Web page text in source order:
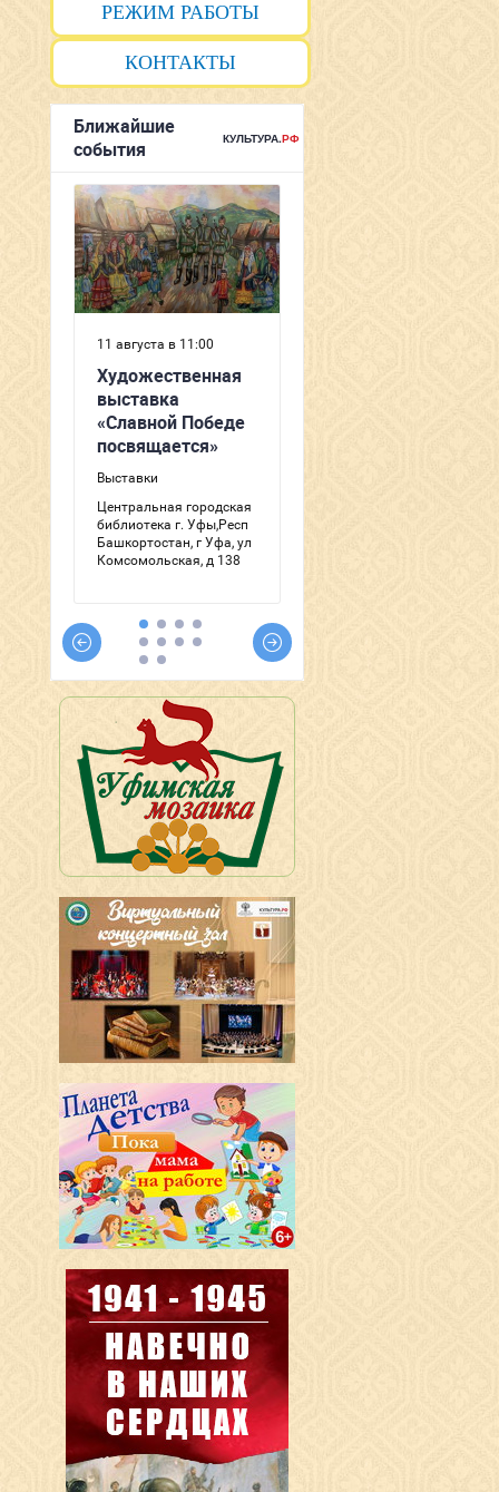
РЕЖИМ РАБОТЫ
КОНТАКТЫ